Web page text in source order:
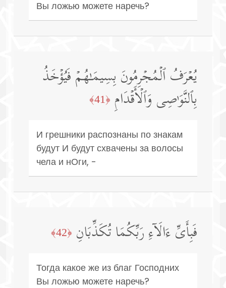
Вы ложью можете наречь?
یُعۡرَفُ ٱلۡمُجۡرِمُونَ بِسِیمَـٰهُمۡ فَیُؤۡخَذُ
بِٱلنَّوَ ٰ⁠صِی وَٱلۡأَقۡدَامِ ﴿41﴾
И грешники распознаны по знакам
будут И будут схвачены за волосы
чела и нОги, -
فَبِأَیِّ ءَالَاۤءِ رَبِّكُمَا تُكَذِّبَانِ ﴿42﴾
Тогда какое же из благ Господних
Вы ложью можете наречь?